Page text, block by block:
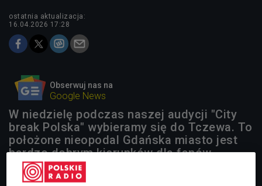
ostatnia aktualizacja:
16.04.2026 17:28
Obserwuj nas na
Google News
W niedzielę podczas naszej audycji "City
break Polska" wybieramy się do Tczewa. To
położone nieopodal Gdańska miasto jest
bardzo dobrym kierunków dla fanów
fotografii, a także mikoli - właśnie tam
znajduje się najdłuższy w Polsce most